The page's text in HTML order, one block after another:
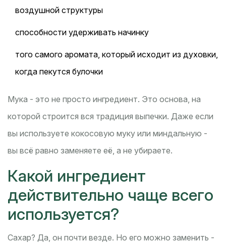
воздушной структуры
способности удерживать начинку
того самого аромата, который исходит из духовки,
когда пекутся булочки
Мука - это не просто ингредиент. Это основа, на
которой строится вся традиция выпечки. Даже если
вы используете кокосовую муку или миндальную -
вы всё равно заменяете её, а не убираете.
Какой ингредиент
действительно чаще всего
используется?
Сахар? Да, он почти везде. Но его можно заменить -